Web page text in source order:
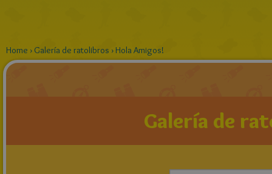
Home › Galería de ratolibros › Hola Amigos!
Galería de